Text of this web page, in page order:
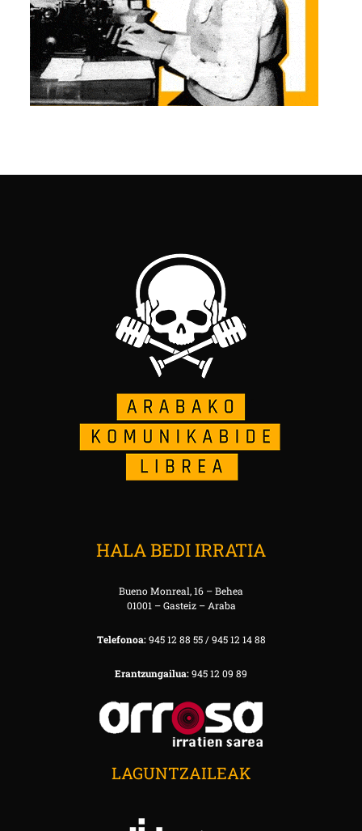
HALA BEDI IRRATIA
Bueno Monreal, 16 – Behea
01001 – Gasteiz – Araba
Telefonoa:945 12 88 55 / 945 12 14 88
Erantzungailua:945 12 09 89
LAGUNTZAILEAK